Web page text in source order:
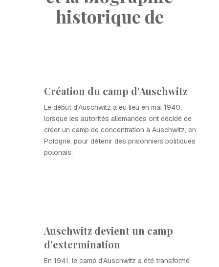
historique de
Création du camp d'Auschwitz
Le début d'Auschwitz a eu lieu en mai 1940,
lorsque les autorités allemandes ont décidé de
créer un camp de concentration à Auschwitz, en
Pologne, pour détenir des prisonniers politiques
polonais.
Auschwitz devient un camp
d'extermination
En 1941, le camp d'Auschwitz a été transformé